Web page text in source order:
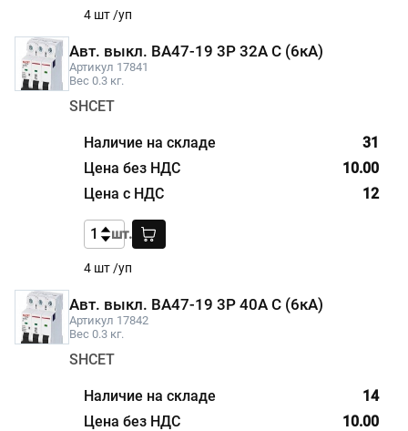
4 шт /уп
Авт. выкл. BA47-19 3P 32А С (6кА)
Артикул 17841
Вес 0.3 кг.
SHCET
31
4 шт /уп
10.00
12
шт.
Авт. выкл. BA47-19 3P 40А С (6кА)
Артикул 17842
Вес 0.3 кг.
SHCET
14
10.00